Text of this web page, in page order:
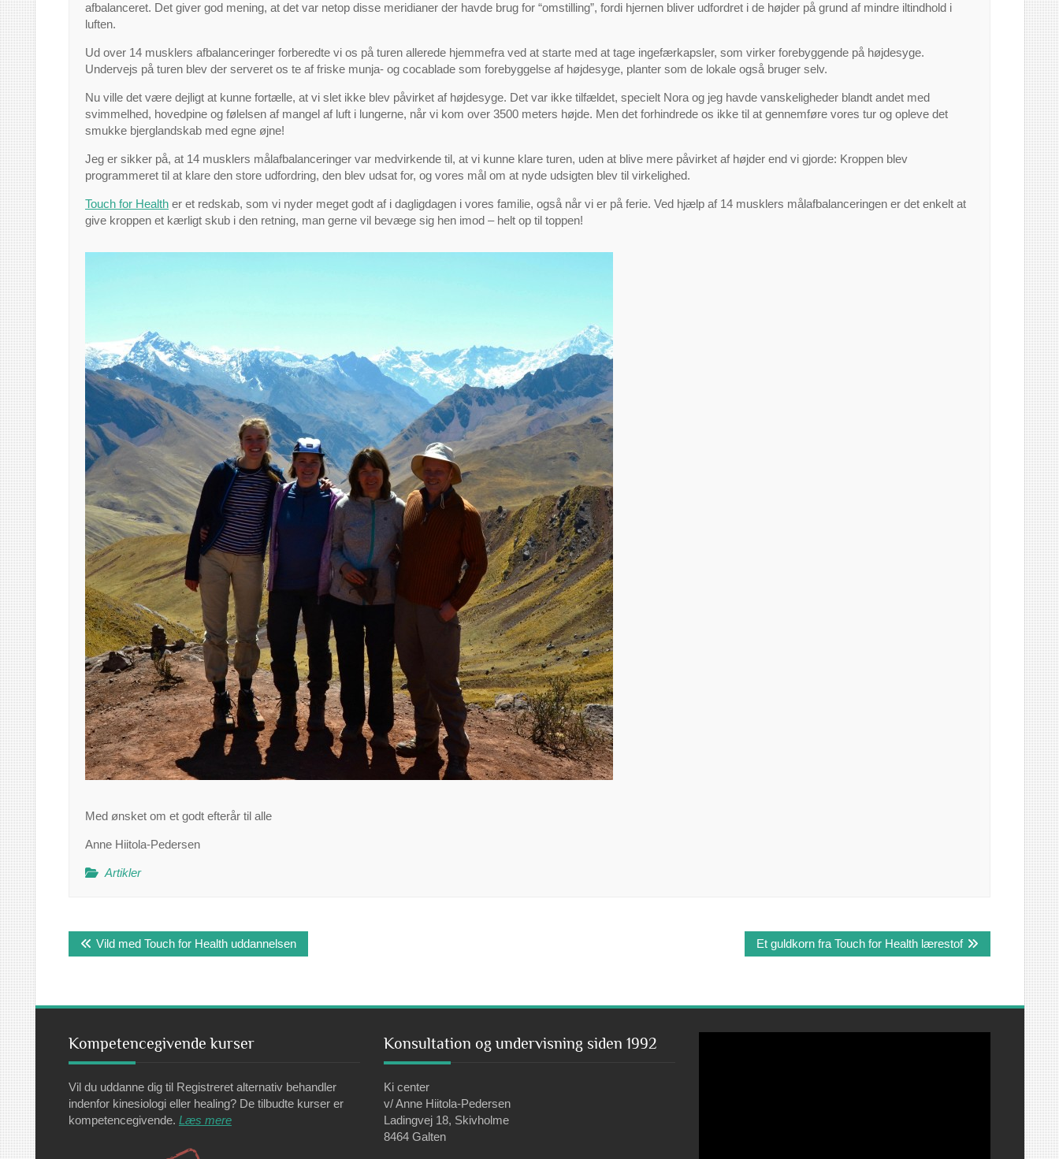
afbalanceret. Det giver god mening, at det var netop disse meridianer der havde brug for “omstilling”, fordi hjernen bliver udfordret i de højder på grund af mindre iltindhold i
luften.
Ud over 14 musklers afbalanceringer forberedte vi os på turen allerede hjemmefra ved at starte med at tage ingefærkapsler, som virker forebyggende på højdesyge.
Undervejs på turen blev der serveret os te af friske munja- og cocablade som forebyggelse af højdesyge, planter som de lokale også bruger selv.
Nu ville det være dejligt at kunne fortælle, at vi slet ikke blev påvirket af højdesyge. Det var ikke tilfældet, specielt Nora og jeg havde vanskeligheder blandt andet med
svimmelhed, hovedpine og følelsen af mangel af luft i lungerne, når vi kom over 3500 meters højde. Men det forhindrede os ikke til at gennemføre vores tur og opleve det
smukke bjerglandskab med egne øjne!
Jeg er sikker på, at 14 musklers målafbalanceringer var medvirkende til, at vi kunne klare turen, uden at blive mere påvirket af højder end vi gjorde: Kroppen blev
programmeret til at klare den store udfordring, den blev udsat for, og vores mål om at nyde udsigten blev til virkelighed.
Touch for Health er et redskab, som vi nyder meget godt af i dagligdagen i vores familie, også når vi er på ferie. Ved hjælp af 14 musklers målafbalanceringen er det enkelt at
give kroppen et kærligt skub i den retning, man gerne vil bevæge sig hen imod – helt op til toppen!
Med ønsket om et godt efterår til alle
Anne Hiitola-Pedersen
Artikler
Indlægsnavigation
Vild med Touch for Health uddannelsen Et guldkorn fra Touch for Health lærestof
Kompetencegivende kurser
Vil du uddanne dig til Registreret alternativ behandler
indenfor kinesiologi eller healing? De tilbudte kurser er
kompetencegivende. Læs mere
Konsultation og undervisning siden 1992
Ki center
v/ Anne Hiitola-Pedersen
Ladingvej 18, Skivholme
8464 Galten